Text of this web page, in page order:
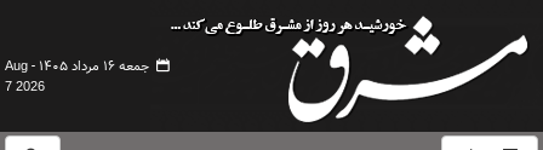
جمعه ۱۶ مرداد ۱۴۰۵ -
Aug
7 2026